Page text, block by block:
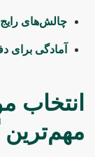
چالش‌های رایج
آمادگی برای
انتخاب
مهم‌ترین